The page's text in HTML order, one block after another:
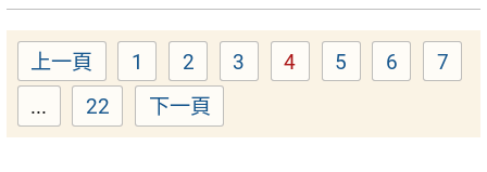
上一頁 Page
1 Page
2 Page
3 Page
4 Page
5 Page
6
7
...
Page
22 下一頁